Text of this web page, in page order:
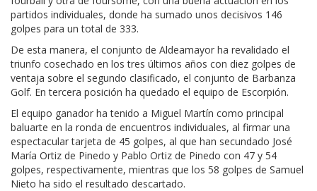
partidos individuales, donde ha sumado unos decisivos 146
golpes para un total de 333.
De esta manera, el conjunto de Aldeamayor ha revalidado el
triunfo cosechado en los tres últimos años con diez golpes de
ventaja sobre el segundo clasificado, el conjunto de Barbanza
Golf. En tercera posición ha quedado el equipo de Escorpión.
El equipo ganador ha tenido a Miguel Martín como principal
baluarte en la ronda de encuentros individuales, al firmar una
espectacular tarjeta de 45 golpes, al que han secundado José
María Ortiz de Pinedo y Pablo Ortiz de Pinedo con 47 y 54
golpes, respectivamente, mientras que los 58 golpes de Samuel
Nieto ha sido el resultado descartado.